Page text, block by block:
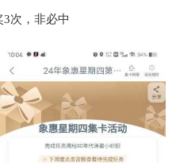
次，非必中